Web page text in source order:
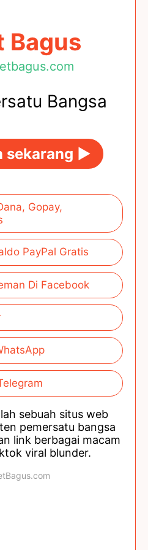
Bagus
Bangsa
sekarang ►
Gopay,
PayPal Gratis
Di Facebook
sebuah situs web
pemersatu bangsa
link berbagai macam
viral blunder.